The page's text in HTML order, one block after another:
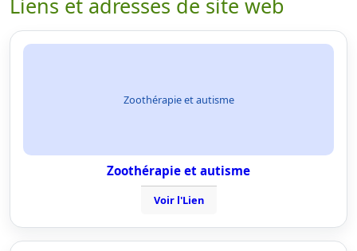
Liens et adresses de site web
Zoothérapie et autisme
Zoothérapie et autisme
Voir l'Lien